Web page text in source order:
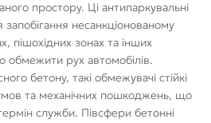
простору. Ці антипаркувальні
несанкціонованому
пішохідних зонах та інших
обмежити рух автомобілів.
бетону, такі обмежувачі стійкі
та механічних пошкоджень, що
служби. Півсфери бетонні